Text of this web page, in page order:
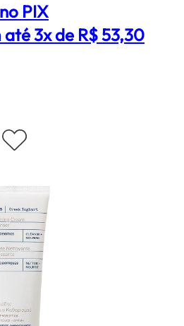
PIX
até 3x de R$ 53,30